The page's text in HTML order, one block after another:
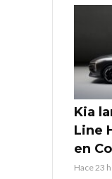
Kia
Line
en
Hace 23